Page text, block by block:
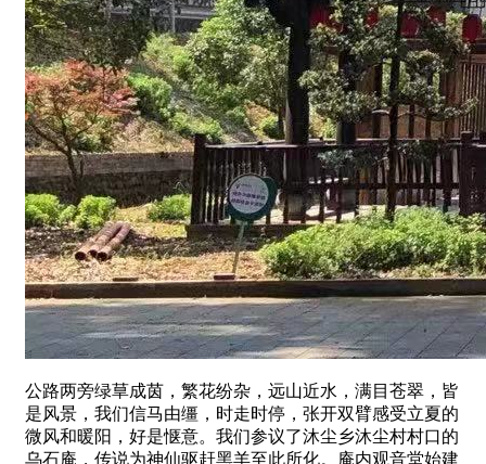
公路两旁绿䓍成茵，繁花纷杂，远山近水，满目苍翠，皆
是风景，我们信马由缰，时走时停，张开双臂感受立夏的
微风和暖阳，好是惬意。我们参议了沐尘乡沐尘村村口的
乌石庵，传说为神仙驱赶黑羊至此所化。庵内观音堂始建